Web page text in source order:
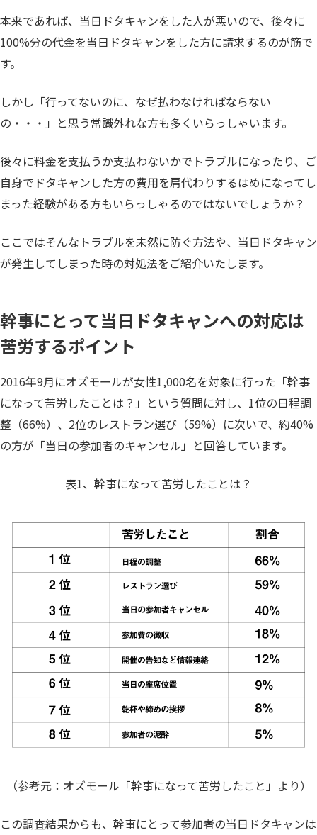
本来であれば、当日ドタキャンをした人が悪いので、後々に
100%分の代金を当日ドタキャンをした方に請求するのが筋で
す。
しかし「行ってないのに、なぜ払わなければならない
の・・・」と思う常識外れな方も多くいらっしゃいます。
後々に料金を支払うか支払わないかでトラブルになったり、ご
自身でドタキャンした方の費用を肩代わりするはめになってし
まった経験がある方もいらっしゃるのではないでしょうか？
ここではそんなトラブルを未然に防ぐ方法や、当日ドタキャン
が発生してしまった時の対処法をご紹介いたします。
幹事にとって当日ドタキャンへの対応は
苦労するポイント
2016年9月にオズモールが女性1,000名を対象に行った「幹事
になって苦労したことは？」という質問に対し、1位の日程調
整（66%）、2位のレストラン選び（59%）に次いで、約40%
の方が「当日の参加者のキャンセル」と回答しています。
表1、幹事になって苦労したことは？
（参考元：オズモール「幹事になって苦労したこと」より）
この調査結果からも、幹事にとって参加者の当日ドタキャンは